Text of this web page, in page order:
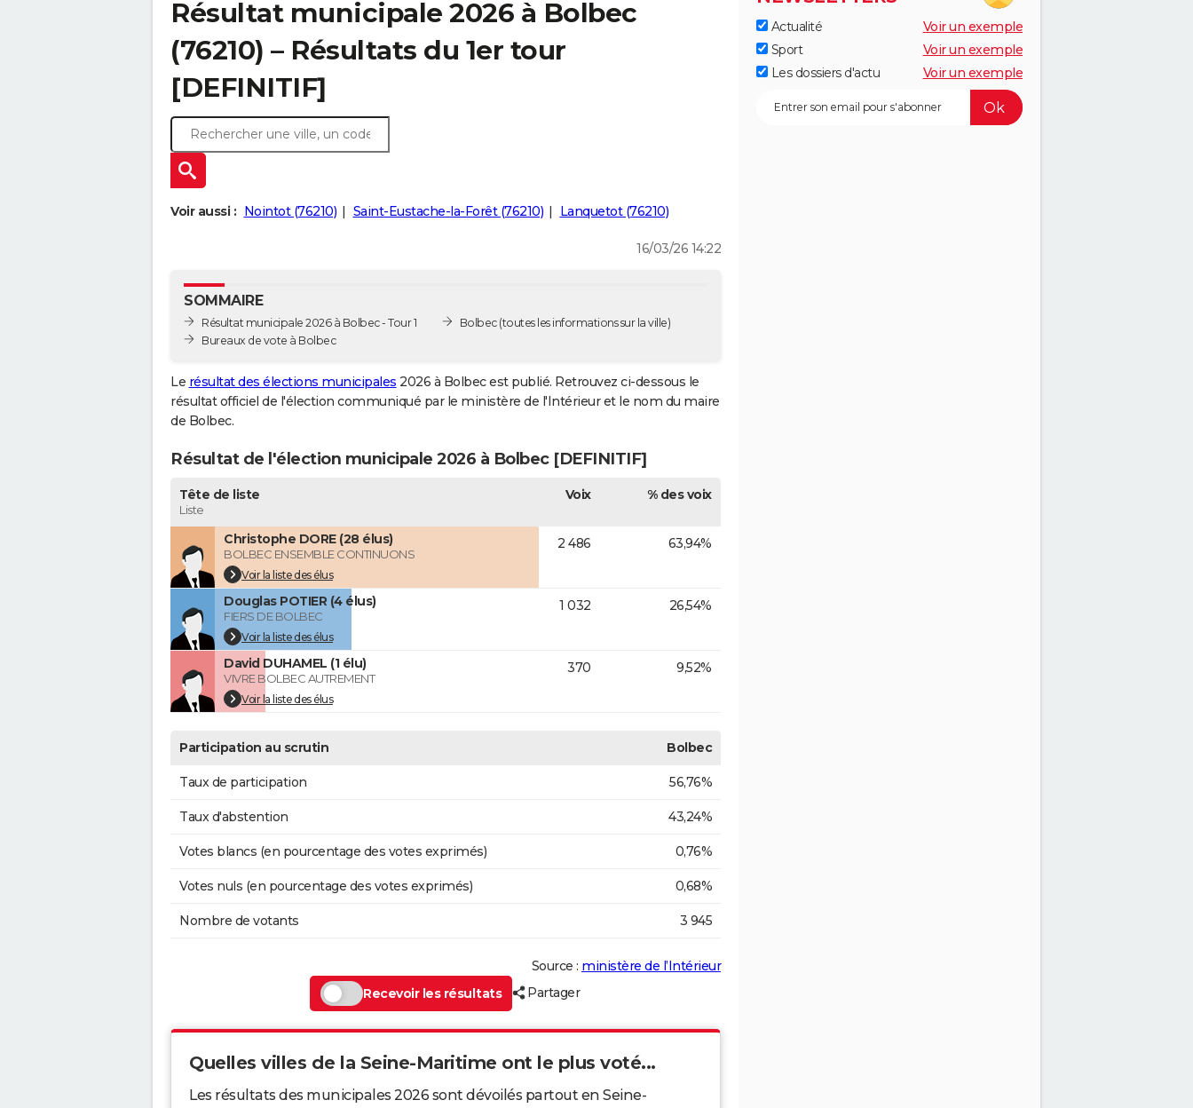
Résultat municipale 2026 à Bolbec
(76210) – Résultats du 1er tour
[DEFINITIF]
Voir aussi : Nointot (76210) Saint-Eustache-la-Forêt (76210) Lanquetot (76210)
16/03/26 14:22
SOMMAIRE
Résultat municipale 2026 à Bolbec - Tour 1
Bureaux de vote à Bolbec
Bolbec(toutes les informations sur la ville)
Le résultat des élections municipales 2026 à Bolbec est publié. Retrouvez ci-dessous le
résultat officiel de l'élection communiqué par le ministère de l'Intérieur et le nom du maire
de Bolbec.
Résultat de l'élection municipale 2026 à Bolbec [DEFINITIF]
Tête de liste
Liste
Voix % des voix
Christophe DORE (28 élus)
BOLBEC ENSEMBLE CONTINUONS
Voir la liste des élus
2 486 63,94%
Douglas POTIER (4 élus)
FIERS DE BOLBEC
Voir la liste des élus
1 032 26,54%
David DUHAMEL (1 élu)
VIVRE BOLBEC AUTREMENT
Voir la liste des élus
370 9,52%
Participation au scrutin Bolbec
Taux de participation 56,76%
Taux d'abstention 43,24%
Votes blancs (en pourcentage des votes exprimés) 0,76%
Votes nuls (en pourcentage des votes exprimés) 0,68%
Nombre de votants 3 945
Source : ministère de l’Intérieur
Recevoir les résultats
Partager
Quelles villes de la Seine-Maritime ont le plus voté...
Les résultats des municipales 2026 sont dévoilés partout en Seine-
Actualité
Voir un exemple
Sport
Voir un exemple
Les dossiers d'actu
Voir un exemple